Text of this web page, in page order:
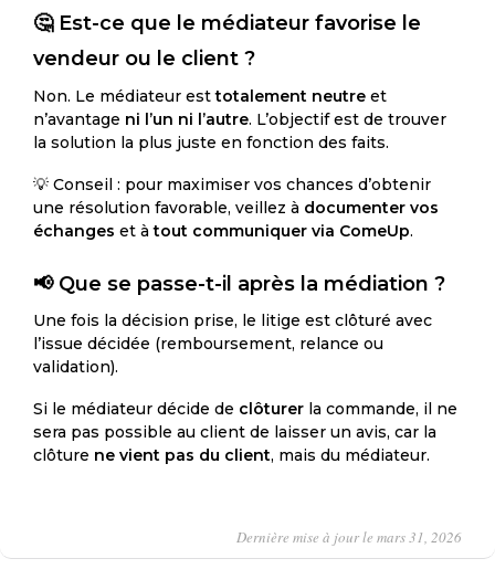
🤔 Est-ce que le médiateur favorise le
vendeur ou le client ?
Non. Le médiateur esttotalement neutre et
n’avantage ni l’un ni l’autre. L’objectif est de trouver
la solution la plus juste en fonction des faits.
💡 Conseil : pour maximiser vos chances d’obtenir
une résolution favorable, veillez à documenter vos
échanges et àtout communiquer via ComeUp.
📢 Que se passe-t-il après la médiation ?
Une fois la décision prise, le litige est clôturé avec
l’issue décidée (remboursement, relance ou
validation).
Si le médiateur décide de clôturer la commande, il ne
sera pas possible au client de laisser un avis, car la
clôture ne vient pas du client, mais du médiateur.
Dernière mise à jour le mars 31, 2026